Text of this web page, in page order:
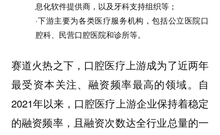
息化软件提供商，以及牙科支持组织等；
·下游主要为各类医疗服务机构，包括公立医院口
腔科、民营口腔医院和诊所等。
赛道火热之下，口腔医疗上游成为了近两年
最受资本关注、融资频率最高的领域。
自
2021年以来，口腔医疗上游企业保持着稳定
的融资频率，且融资次数达全行业总量的一